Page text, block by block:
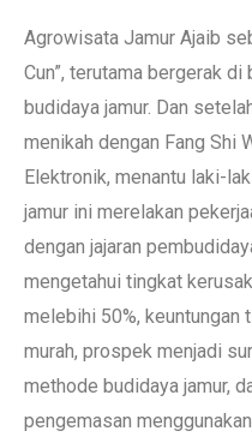
Agrowisata Jamur Ajaib
Cun”, terutama bergerak
budidaya jamur. Dan
menikah dengan Fang Shi
Elektronik, menantu laki-
jamur ini merelakan
dengan jajaran
mengetahui tingkat
melebihi 50%, keuntungan
murah, prospek menjadi
methode budidaya jamur,
pengemasan